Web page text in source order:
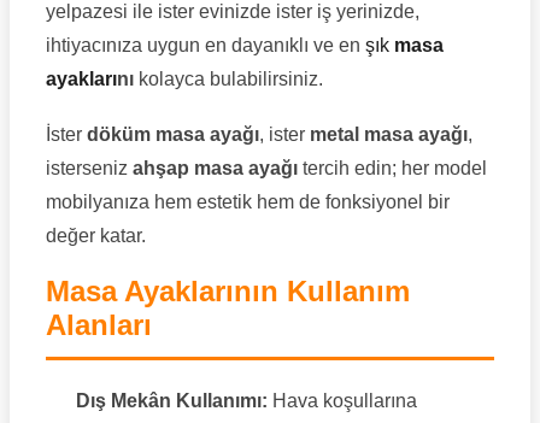
yelpazesi ile ister evinizde ister iş yerinizde,
ihtiyacınıza uygun en dayanıklı ve en şık masa
ayaklarını kolayca bulabilirsiniz.
İster döküm masa ayağı, ister metal masa ayağı,
isterseniz ahşap masa ayağı tercih edin; her model
mobilyanıza hem estetik hem de fonksiyonel bir
değer katar.
Masa Ayaklarının Kullanım
Alanları
Dış Mekân Kullanımı: Hava koşullarına